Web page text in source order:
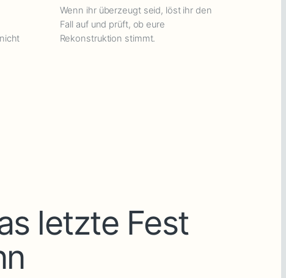
Wenn ihr überzeugt seid, löst ihr den
Fall auf und prüft, ob eure
Rekonstruktion stimmt.
letzte Fest